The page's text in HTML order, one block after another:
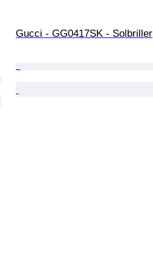
Gucci - GG0417SK - Solbriller